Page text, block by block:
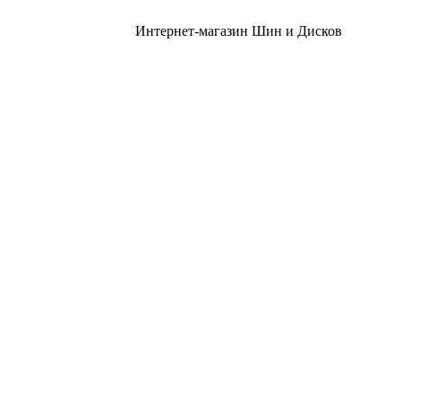
Интернет-магазин Шин и Дисков